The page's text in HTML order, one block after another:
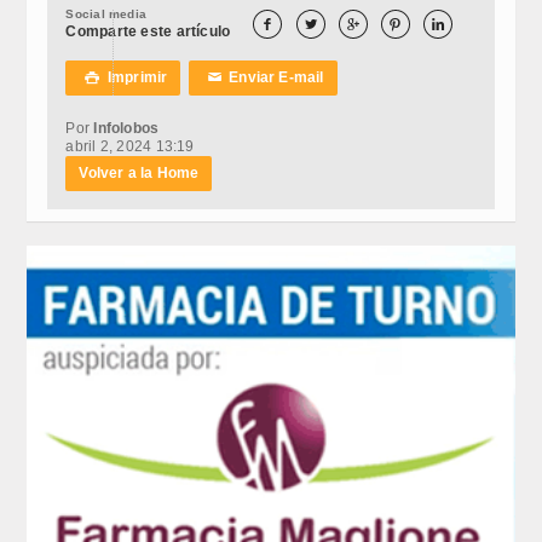
Social media
Comparte este artículo     
 Imprimir ✉Enviar E-mail
Por Infolobos
abril 2, 2024 13:19
Volver a la Home